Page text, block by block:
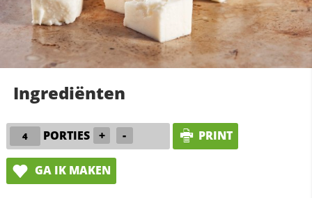
Ingrediënten
PORTIES + - PRINT
GA IK MAKEN